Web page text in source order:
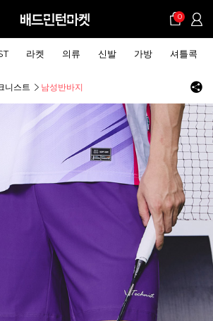
0
라켓 의류 신발 가방 셔틀콕
니스트 남성반바지